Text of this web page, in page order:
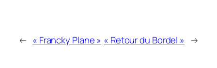
← « Francky Plane » « Retour du Bordel » →